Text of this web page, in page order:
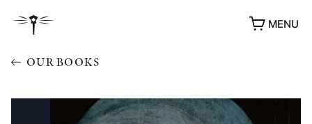
MENU
OUR BOOKS